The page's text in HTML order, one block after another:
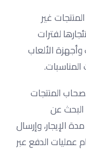
غير
لفترات
الألعاب
المنتجات
البحث عن
الإيجار، وإرسال
عمليات الدفع عبر